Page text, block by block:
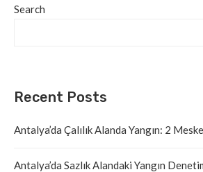
Search
Recent Posts
Antalya’da Çalılık Alanda Yangın: 2
Antalya’da Sazlık Alandaki Yangın